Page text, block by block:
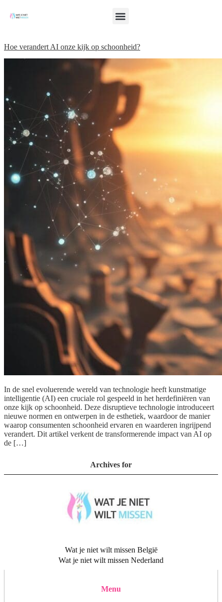
Hoe verandert AI onze kijk op schoonheid?
In de snel evoluerende wereld van technologie heeft kunstmatige
intelligentie (AI) een cruciale rol gespeeld in het herdefiniëren van
onze kijk op schoonheid. Deze disruptieve technologie introduceert
nieuwe normen en ontwerpen in de esthetiek, waardoor de manier
waarop consumenten schoonheid ervaren en waarderen ingrijpend
verandert. Dit artikel verkent de transformerende impact van AI op
de […]
Archives for
Wat je niet wilt missen België
Wat je niet wilt missen Nederland
Menu